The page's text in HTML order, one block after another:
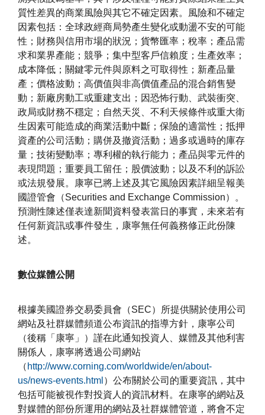
質性差異的商業風險與其它不確定因素。風險和不確定
因素包括：全球政經商局勢產生變化或動盪不安的可能
性；財務與信用市場的狀況；貨幣匯率；稅率；產品需
求和業界產能；競爭；集中型客戶信賴度；生產效率；
成本降低；關鍵零元件與原料之可取得性；新產品量
產；價格波動；高價值與非高價值產品的混合銷售變
動；新廠房動工或重建支出；因恐怖行動、武裝衝突、
政局或財務不穩定；自然天災、不利天候條件或重大衛
生因素可能造成的商業活動中斷；保險的適當性；抵押
資產的公司活動；購併及撤資活動；過多或過時的庫存
量；技術變動率；專利權的執行能力；產品與零元件的
表現問題；重要員工留任；股價波動；以及不利的訴訟
或法規發展。康寧已將上述及其它風險因素詳細呈報美
國證管會（Securities and Exchange Commission）。
預測性陳述僅表達新聞資料發表當日的事實，未來若有
任何新資訊或事件發生，康寧無任何義務修正此份陳
述。
數位媒體公開
根據美國證券交易委員會（SEC）所提供關於使用公司
網站及社群媒體頻道公布資訊的指導方針，康寧公司
（後稱「康寧」）謹在此通知投資人、媒體及其他利害
關係人，康寧將透過公司網站
（ http://www.corning.com/worldwide/en/about-
us/news-events.html ）公布關於公司的重要資訊，其中
包括可能被視作對投資人的資訊材料。在康寧的網站及
對媒體的部份所運用的網站及社群媒體管道，將會不定